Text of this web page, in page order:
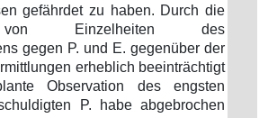
gefährdet zu haben. Durch die
von Einzelheiten des
gegen P. und E. gegenüber der
erheblich beeinträchtigt
Observation des engsten
P. habe abgebrochen